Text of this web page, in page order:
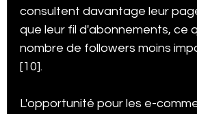
consultent davantage leur
que leur fil d'abonnements, ce
nombre de followers moins
[10].
L'opportunité pour les e-